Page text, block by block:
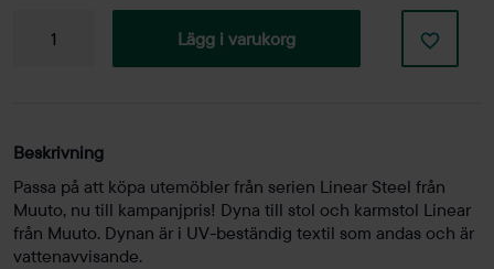
Dyna
Lägg i varukorg
Beskrivning
Passa på att köpa utemöbler från serien Linear Steel från
Muuto, nu till kampanjpris! Dyna till stol och karmstol Linear
från Muuto. Dynan är i UV-beständig textil som andas och är
vattenavvisande.